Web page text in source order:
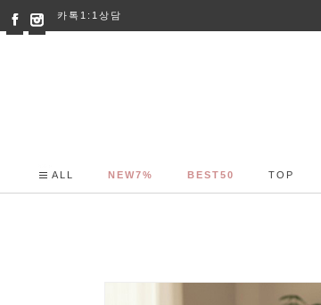
카톡1:1상담
ALL NEW7% BEST50 TOP